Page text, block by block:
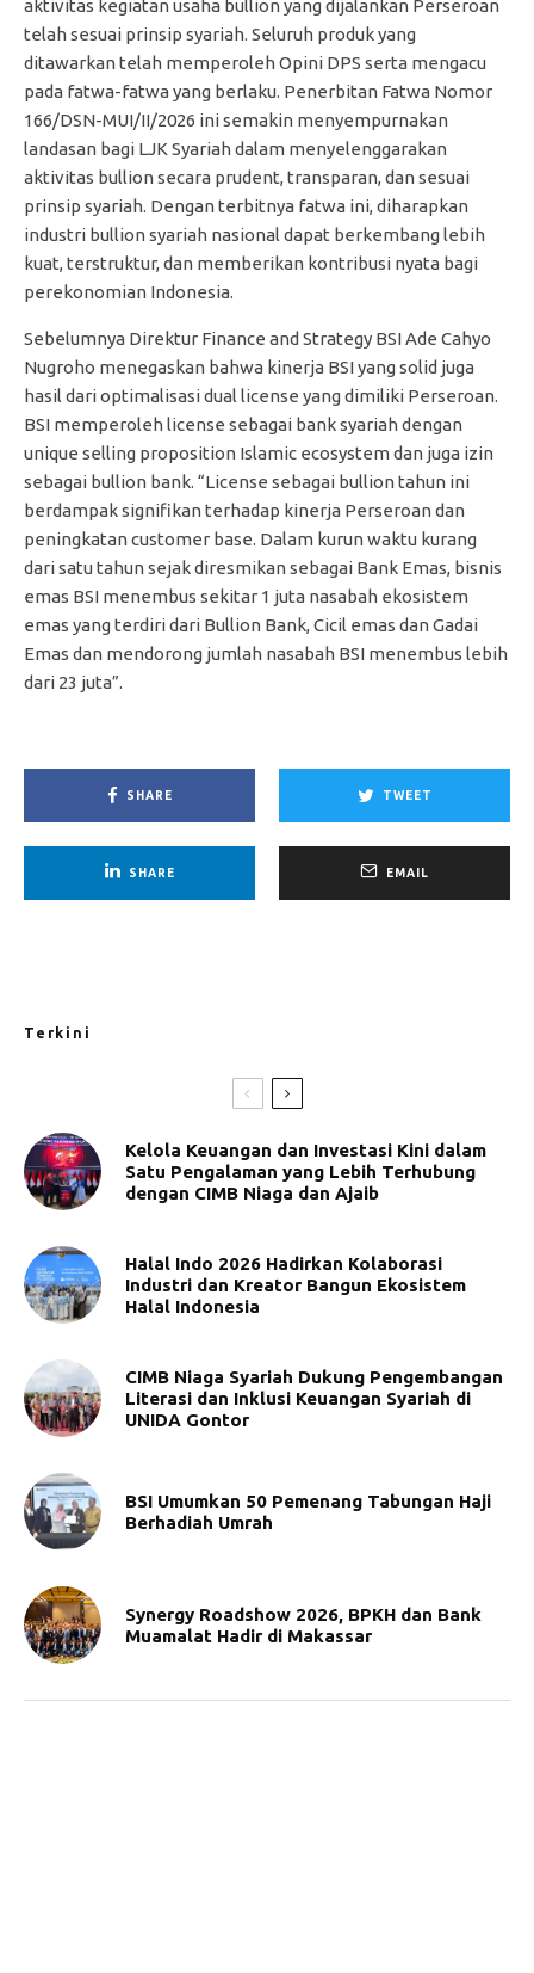
aktivitas kegiatan usaha bullion yang dijalankan Perseroan
telah sesuai prinsip syariah. Seluruh produk yang
ditawarkan telah memperoleh Opini DPS serta mengacu
pada fatwa-fatwa yang berlaku. Penerbitan Fatwa Nomor
166/DSN-MUI/II/2026 ini semakin menyempurnakan
landasan bagi LJK Syariah dalam menyelenggarakan
aktivitas bullion secara prudent, transparan, dan sesuai
prinsip syariah. Dengan terbitnya fatwa ini, diharapkan
industri bullion syariah nasional dapat berkembang lebih
kuat, terstruktur, dan memberikan kontribusi nyata bagi
perekonomian Indonesia.
Sebelumnya Direktur Finance and Strategy BSI Ade Cahyo
Nugroho menegaskan bahwa kinerja BSI yang solid juga
hasil dari optimalisasi dual license yang dimiliki Perseroan.
BSI memperoleh license sebagai bank syariah dengan
unique selling proposition Islamic ecosystem dan juga izin
sebagai bullion bank. “License sebagai bullion tahun ini
berdampak signifikan terhadap kinerja Perseroan dan
peningkatan customer base. Dalam kurun waktu kurang
dari satu tahun sejak diresmikan sebagai Bank Emas, bisnis
emas BSI menembus sekitar 1 juta nasabah ekosistem
emas yang terdiri dari Bullion Bank, Cicil emas dan Gadai
Emas dan mendorong jumlah nasabah BSI menembus lebih
dari 23 juta”.
SHARE TWEET
SHARE EMAIL
Terkini
Kelola Keuangan dan Investasi Kini dalam
Satu Pengalaman yang Lebih Terhubung
dengan CIMB Niaga dan Ajaib
Halal Indo 2026 Hadirkan Kolaborasi
Industri dan Kreator Bangun Ekosistem
Halal Indonesia
CIMB Niaga Syariah Dukung Pengembangan
Literasi dan Inklusi Keuangan Syariah di
UNIDA Gontor
BSI Umumkan 50 Pemenang Tabungan Haji
Berhadiah Umrah
Synergy Roadshow 2026, BPKH dan Bank
Muamalat Hadir di Makassar